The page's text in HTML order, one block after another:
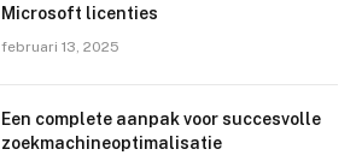
Microsoft licenties
februari 13, 2025
Een complete aanpak voor succesvolle
zoekmachineoptimalisatie